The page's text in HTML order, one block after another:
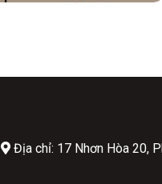
Địa chỉ: 17 Nhơn Hòa 20,